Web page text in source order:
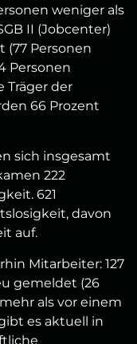
weniger als
II (Jobcenter)
(77 Personen
Personen
Träger der
66 Prozent
sich insgesamt
222
621
davon
auf.
Mitarbeiter: 127
gemeldet (26
als vor einem
es aktuell in